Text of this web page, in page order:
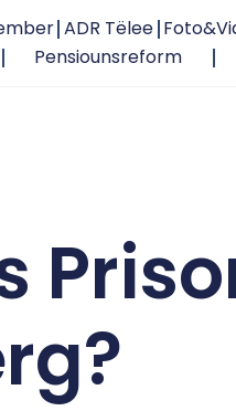
ADR Tëlee
Pensiounsreform